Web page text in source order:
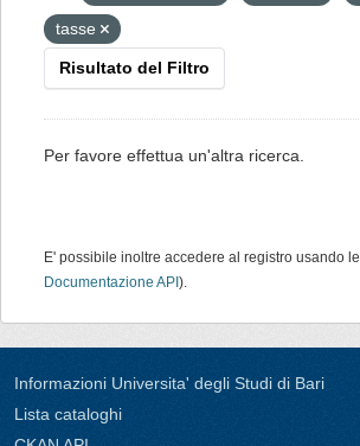
tasse
Risultato del Filtro
Per favore effettua un'altra ricerca.
E' possibile inoltre accedere al registro usando le
Documentazione API ).
Informazioni Universita' degli Studi di Bari
Lista cataloghi